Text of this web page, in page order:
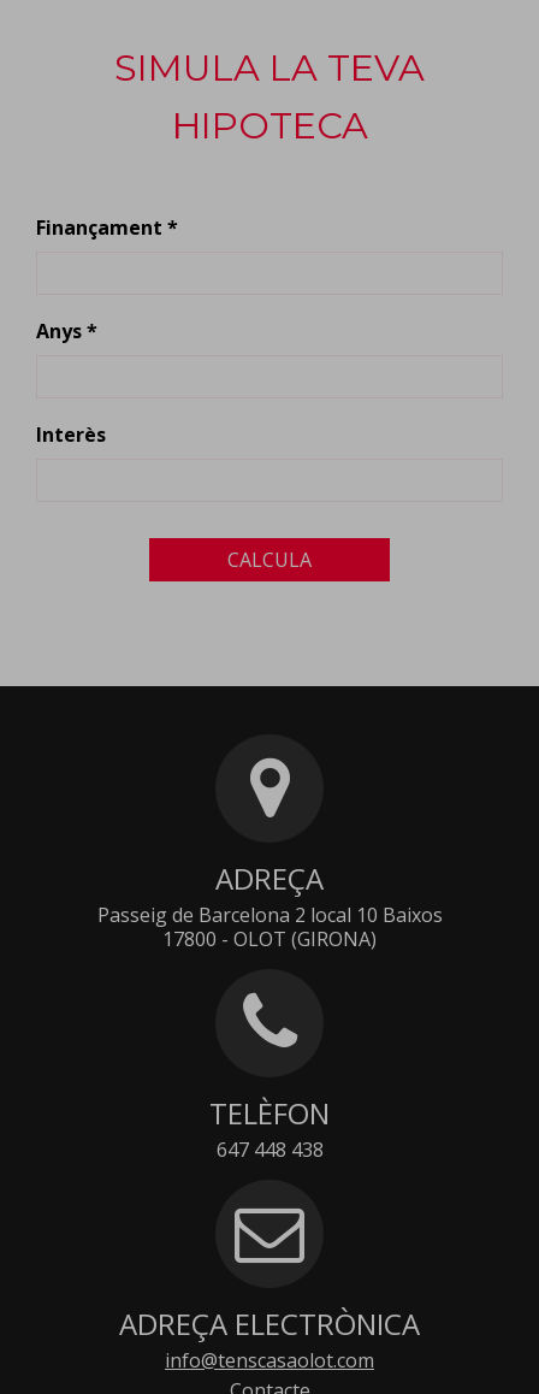
SIMULA LA TEVA
HIPOTECA
Finançament *
Anys *
Interès
CALCULA
ADREÇA
Passeig de Barcelona 2 local 10 Baixos
17800 - OLOT (GIRONA)
TELÈFON
647 448 438
ADREÇA ELECTRÒNICA
info@tenscasaolot.com